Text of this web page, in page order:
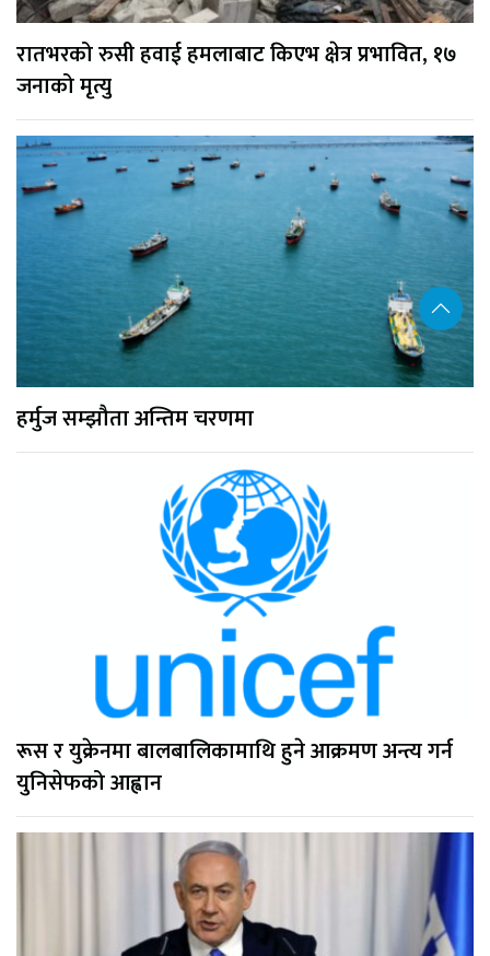
रातभरको रुसी हवाई हमलाबाट किएभ क्षेत्र प्रभावित, १७
जनाको मृत्यु
हर्मुज सम्झौता अन्तिम चरणमा
रूस र युक्रेनमा बालबालिकामाथि हुने आक्रमण अन्त्य गर्न
युनिसेफको आह्वान